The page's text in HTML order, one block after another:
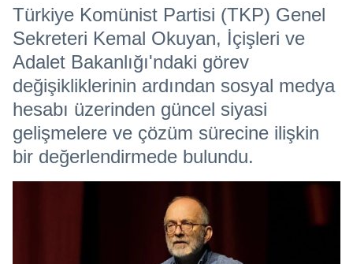
Türkiye Komünist Partisi (TKP) Genel
Sekreteri Kemal Okuyan, İçişleri ve
Adalet Bakanlığı'ndaki görev
değişikliklerinin ardından sosyal medya
hesabı üzerinden güncel siyasi
gelişmelere ve çözüm sürecine ilişkin
bir değerlendirmede bulundu.